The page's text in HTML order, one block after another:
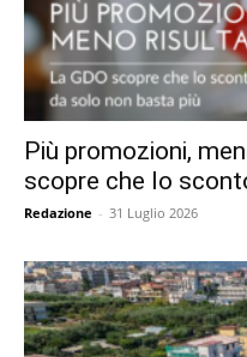
Più promozioni,
scopre che lo
Redazione - 31 Luglio 2026